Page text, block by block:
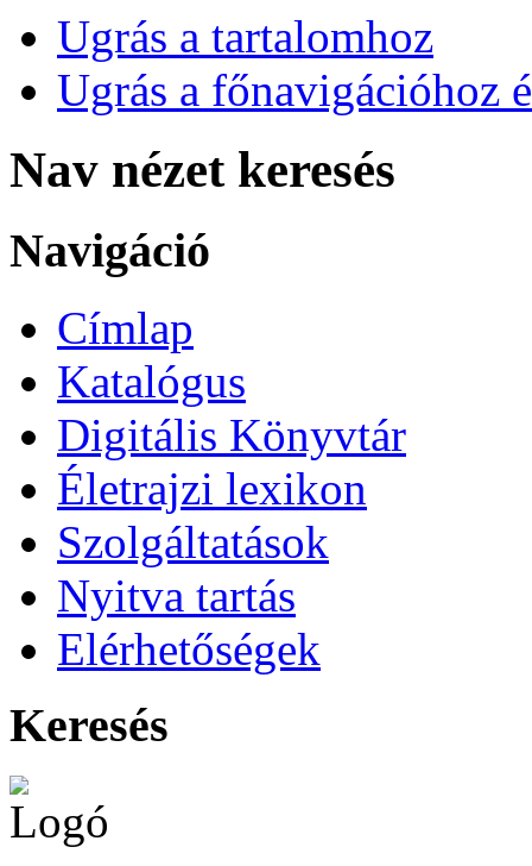
Ugrás a tartalomhoz
Ugrás a főnavigációhoz
Nav nézet keresés
Navigáció
Címlap
Katalógus
Digitális Könyvtár
Életrajzi lexikon
Szolgáltatások
Nyitva tartás
Elérhetőségek
Keresés